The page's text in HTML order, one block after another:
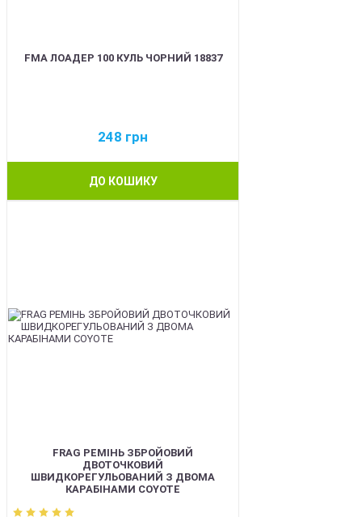
FMA ЛОАДЕР 100 КУЛЬ ЧОРНИЙ 18837
248 грн
ДО КОШИКУ
FRAG РЕМІНЬ ЗБРОЙОВИЙ
ДВОТОЧКОВИЙ
ШВИДКОРЕГУЛЬОВАНИЙ З ДВОМА
КАРАБІНАМИ COYOTE